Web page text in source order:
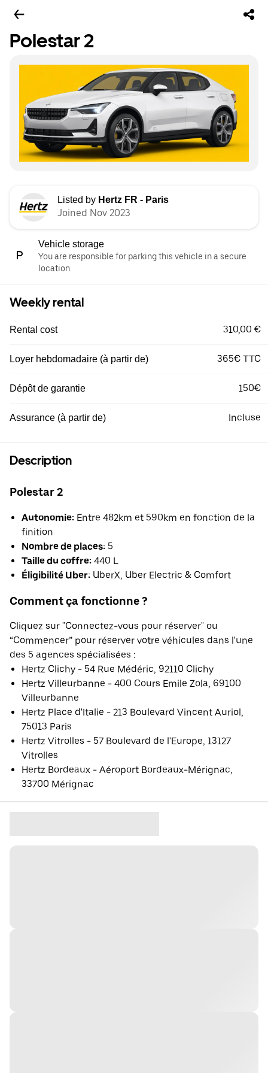
Polestar 2
Listed by Hertz FR - Paris
Joined Nov 2023
Vehicle storage
You are responsible for parking this vehicle in a secure
location.
Weekly rental
Rental cost 310,00 €
Loyer hebdomadaire (à partir de) 365€ TTC
Dépôt de garantie 150€
Assurance (à partir de) Incluse
Description
Polestar 2
Autonomie: Entre 482km et 590km en fonction de la
finition
Nombre de places: 5
Taille du coffre: 440 L
Éligibilité Uber: UberX, Uber Electric & Comfort
Comment ça fonctionne ?
Cliquez sur "Connectez-vous pour réserver" ou
“Commencer” pour réserver votre véhicules dans l'une
des 5 agences spécialisées :
Hertz Clichy - 54 Rue Médéric, 92110 Clichy
Hertz Villeurbanne - 400 Cours Emile Zola, 69100
Villeurbanne
Hertz Place d'Italie - 213 Boulevard Vincent Auriol,
75013 Paris
Hertz Vitrolles - 57 Boulevard de l'Europe, 13127
Vitrolles
Hertz Bordeaux - Aéroport Bordeaux-Mérignac,
33700 Mérignac